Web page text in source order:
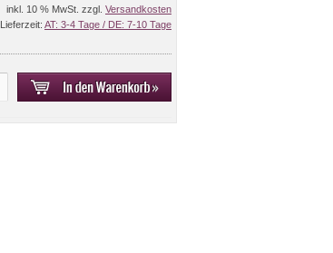
inkl. 10 % MwSt. zzgl. Versandkosten
Lieferzeit: AT: 3-4 Tage / DE: 7-10 Tage